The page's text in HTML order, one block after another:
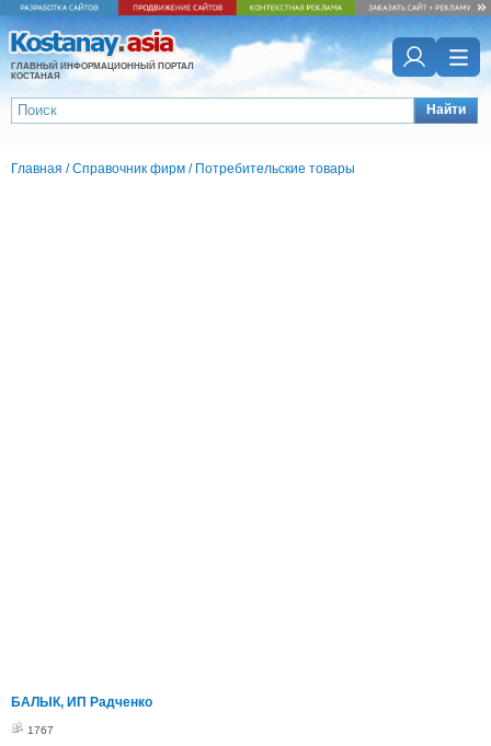
ГЛАВНЫЙ ИНФОРМАЦИОННЫЙ ПОРТАЛ
КОСТАНАЯ
Найти
Главная /Справочник фирм / Потребительские товары
БАЛЫК, ИП Радченко
1767